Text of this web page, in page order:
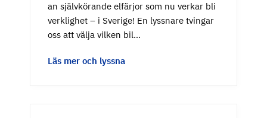
an självkörande elfärjor som nu verkar bli
verklighet – i Sverige! En lyssnare tvingar
oss att välja vilken bil…
Läs mer och lyssna